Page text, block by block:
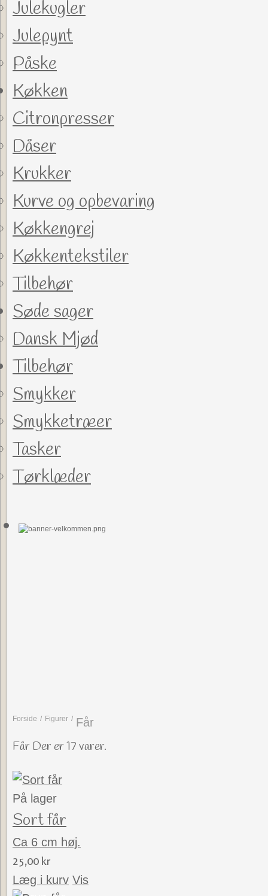
Julekugler
Julepynt
Påske
Køkken
Citronpresser
Dåser
Krukker
Kurve og opbevaring
Køkkengrej
Køkkentekstiler
Tilbehør
Søde sager
Dansk Mjød
Tilbehør
Smykker
Smykketræer
Tasker
Tørklæder
Forside / Figurer / Får
Får Der er17varer.
På lager
Sort får
Ca 6 cm høj.
25,00 kr
Læg i kurv Vis